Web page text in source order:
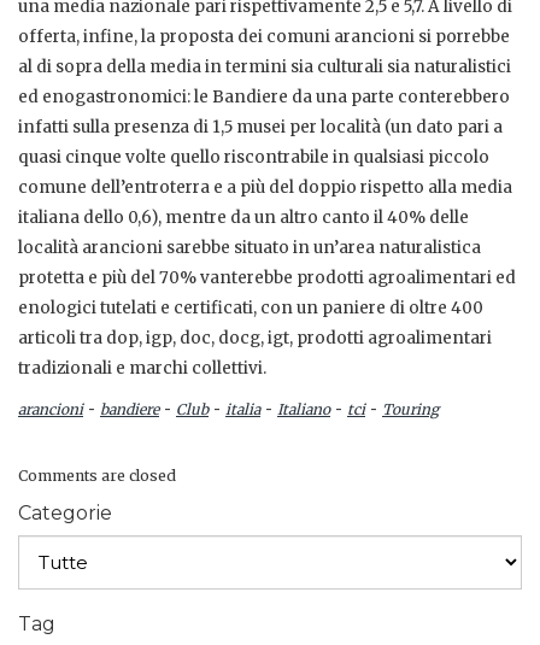
una media nazionale pari rispettivamente 2,5 e 5,7. A livello di
offerta, infine, la proposta dei comuni arancioni si porrebbe
al di sopra della media in termini sia culturali sia naturalistici
ed enogastronomici: le Bandiere da una parte conterebbero
infatti sulla presenza di 1,5 musei per località (un dato pari a
quasi cinque volte quello riscontrabile in qualsiasi piccolo
comune dell’entroterra e a più del doppio rispetto alla media
italiana dello 0,6), mentre da un altro canto il 40% delle
località arancioni sarebbe situato in un’area naturalistica
protetta e più del 70% vanterebbe prodotti agroalimentari ed
enologici tutelati e certificati, con un paniere di oltre 400
articoli tra dop, igp, doc, docg, igt, prodotti agroalimentari
tradizionali e marchi collettivi.
arancioni- bandiere- Club- italia- Italiano- tci- Touring
Comments are closed
Categorie
Tag